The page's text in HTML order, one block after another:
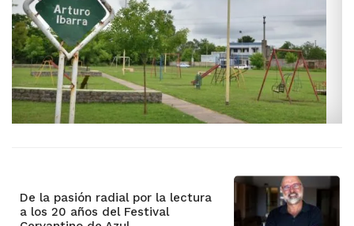
De la pasión radial por la lectura
a los 20 años del Festival